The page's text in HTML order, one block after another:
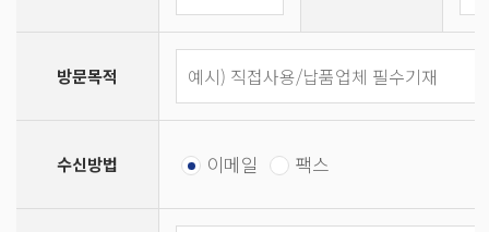
방문목적
수신방법 이메일 팩스